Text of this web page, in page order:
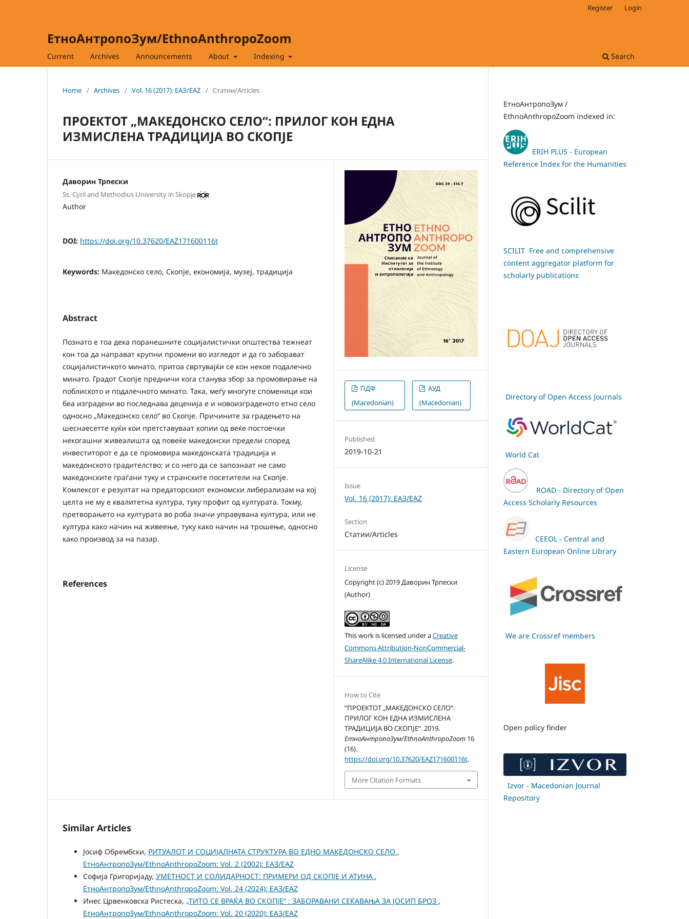
ЕтноАнтропоЗум/EthnoAnthropoZoom
Current Archives Announcements About Indexing Search
Register Login
Home / Archives / Vol. 16 (2017): ЕАЗ/EAZ / Статии/Articles
ПРОЕКТОТ „МАКЕДОНСКО СЕЛО“: ПРИЛОГ КОН ЕДНА
ИЗМИСЛЕНА ТРАДИЦИЈА ВО СКОПЈЕ
Даворин Трпески
Ss. Cyril and Methodius University in Skopje
Author
DOI: https://doi.org/10.37620/EAZ171600116t
Keywords: Македонско село, Скопје, економија, музеј, традиција
Abstract
Познато е тоа дека поранешните социјалистички општества тежнеат
кон тоа да направат крупни промени во изгледот и да го заборават
социјалистичкото минато, притоа свртувајќи се кон некое подалечно
минато. Градот Скопје предничи кога станува збор за промовирање на
поблиското и подалечното минато. Така, меѓу многуте споменици кои
беа изградени во последнава деценија е и новоизграденото етно село
односно „Македонско село“ во Скопје. Причините за градењето на
шеснаесетте куќи кои претставуваат копии од веќе постоечки
некогашни живеалишта од повеќе македонски предели според
инвеститорот е да се промовира македонската традиција и
македонското градителство; и со него да се запознаат не само
македонските граѓани туку и странските посетители на Скопје.
Комлексот е резултат на предаторскиот економски либерализам на кој
целта не му е квалитетна култура, туку профит од културата. Токму,
претворањето на културата во роба значи управувана култура, или не
култура како начин на живеење, туку како начин на трошење, односно
како производ за на пазар.
References
ПДФ
(Macedonian)
АУД
(Macedonian)
Published
2019-10-21
Issue
Vol. 16 (2017): ЕАЗ/EAZ
Section
Статии/Articles
License
Copyright (c) 2019 Даворин Трпески
(Author)
This work is licensed under aCreative
Commons Attribution-NonCommercial-
ShareAlike 4.0 International License.
How to Cite
“ПРОЕКТОТ „МАКЕДОНСКО СЕЛО“:
ПРИЛОГ КОН ЕДНА ИЗМИСЛЕНА
ТРАДИЦИЈА ВО СКОПЈЕ”. 2019.
ЕтноАнтропоЗум/EthnoAnthropoZoom 16
(16).
https://doi.org/10.37620/EAZ171600116t.
More Citation Formats
Similar Articles
Јосиф Обрембски, РИТУАЛОТ И СОЦИЈАЛНАТА СТРУКТУРА ВО ЕДНО МАКЕДОНСКО СЕЛО ,
ЕтноАнтропоЗум/EthnoAnthropoZoom: Vol. 2 (2002): ЕАЗ/EAZ
Софија Григоријаду, УМЕТНОСТ И СОЛИДАРНОСТ: ПРИМЕРИ ОД СКОПЈЕ И АТИНА ,
ЕтноАнтропоЗум/EthnoAnthropoZoom: Vol. 24 (2024): ЕАЗ/EAZ
Инес Црвенковска Ристеска, „ТИТО СЕ ВРАЌА ВО СКОПЈЕ“ : ЗАБОРАВАНИ СЕЌАВАЊА ЗА ЈОСИП БРОЗ ,
ЕтноАнтропоЗум/EthnoAnthropoZoom: Vol. 20 (2020): ЕАЗ/EAZ
ЕтноАнтропоЗум /
EthnoAnthropoZoom indexed in:
ERIH PLUS - European
Reference Index for the Humanities
SCILIT Free and comprehensive
content aggregator platform for
scholarly publications
Directory of Open Access Journals
World Cat
ROAD - Directory of Open
Access Scholarly Resources
CEEOL - Central and
Eastern European Online Library
We are Crossref members
Open policy finder
Izvor - Macedonian Journal
Repository